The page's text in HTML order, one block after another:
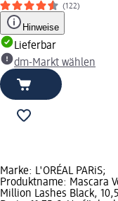
(122)
Hinweise
Lieferbar
dm-Markt wählen
Marke: L'ORÉAL PARiS;
Produktname: Mascara
Million Lashes Black,